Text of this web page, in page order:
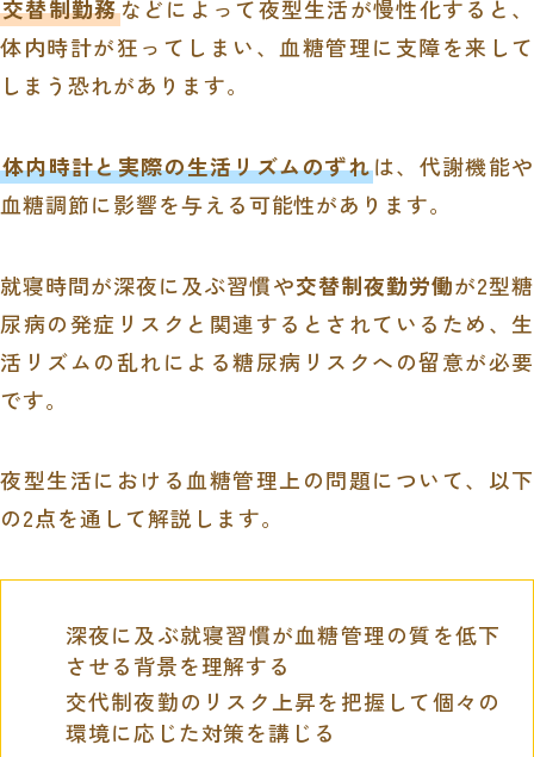
交替制勤務などによって夜型生活が慢性化すると、
体内時計が狂ってしまい、血糖管理に支障を来して
しまう恐れがあります。
体内時計と実際の生活リズムのずれは、代謝機能や
血糖調節に影響を与える可能性があります。
就寝時間が深夜に及ぶ習慣や交替制夜勤労働が2型糖
尿病の発症リスクと関連するとされているため、生
活リズムの乱れによる糖尿病リスクへの留意が必要
です。
夜型生活における血糖管理上の問題について、以下
の2点を通して解説します。
深夜に及ぶ就寝習慣が血糖管理の質を低下
させる背景を理解する
交代制夜勤のリスク上昇を把握して個々の
環境に応じた対策を講じる